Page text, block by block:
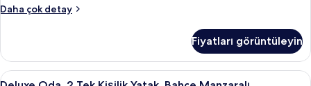
Manzaralı
tüm
fotoğrafları
görün
Daha çok detay
Deluxe
Kişilik
Yatak,
Bahçe
Fiyatları görüntüleyin
Deluxe
Deluxe Oda, 2 Tek Kişilik Yatak,
8